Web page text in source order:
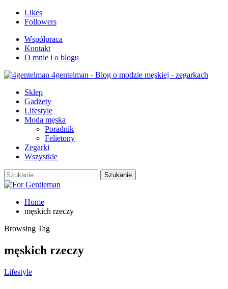
Likes
Followers
Współpraca
Kontakt
O mnie i o blogu
4gentelman - Blog o modzie męskiej - zegarkach
Sklep
Gadżety
Lifestyle
Moda męska
Poradnik
Felietony
Zegarki
Wszystkie
Home
męskich rzeczy
Browsing Tag
męskich rzeczy
Lifestyle